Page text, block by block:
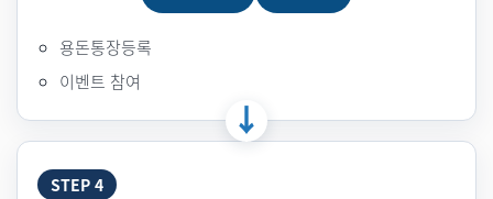
용돈통장등록
이벤트 참여
STEP 4